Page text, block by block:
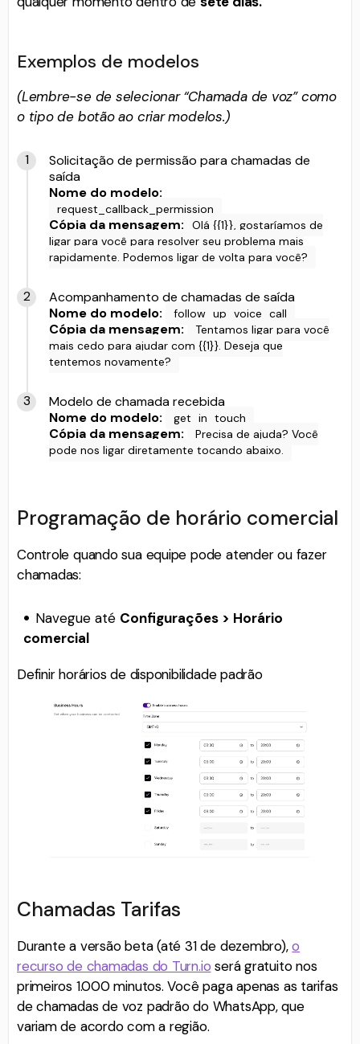
Exemplos de modelos
(Lembre-se de selecionar “Chamada de voz” como
o tipo de botão ao criar modelos.)
Solicitação de permissão para chamadas de
saída
Nome do modelo:
request_callback_permission
Cópia da mensagem:
Olá {{1}}, gostaríamos de
ligar para você para resolver seu problema mais
rapidamente. Podemos ligar de volta para você?
Acompanhamento de chamadas de saída
Nome do modelo:
follow_up_voice_call
Cópia da mensagem:
Tentamos ligar para você
mais cedo para ajudar com {{1}}. Deseja que
tentemos novamente?
Modelo de chamada recebida
Nome do modelo:
get_in_touch
Cópia da mensagem:
Precisa de ajuda? Você
pode nos ligar diretamente tocando abaixo.
Programação de horário comercial
Controle quando sua equipe pode atender ou fazer
chamadas:
Navegue até Configurações > Horário
comercial
Definir horários de disponibilidade padrão
Chamadas Tarifas
Durante a versão beta (até 31 de dezembro),o
recurso de chamadas do Turn.io será gratuito nos
primeiros 1.000 minutos. Você paga apenas as tarifas
de chamadas de voz padrão do WhatsApp, que
variam de acordo com a região.